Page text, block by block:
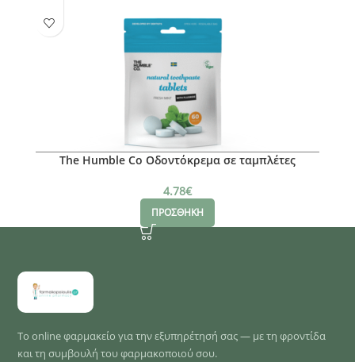
The Humble Co Οδοντόκρεμα σε ταμπλέτες
4.78€
ΠΡΟΣΘΗΚΗ
Το online φαρμακείο για την εξυπηρέτησή σας — με τη φροντίδα
και τη συμβουλή του φαρμακοποιού σου.